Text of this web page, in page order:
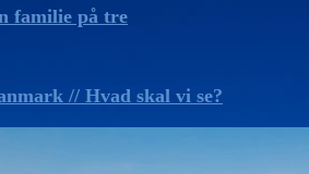
familie på tre
// Hvad skal vi se?